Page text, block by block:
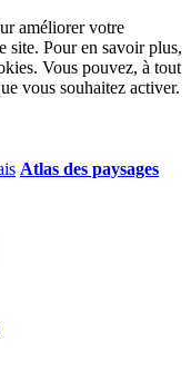
améliorer votre
site. Pour en savoir plus,
Vous pouvez, à tout
vous souhaitez activer.
Atlas des paysages